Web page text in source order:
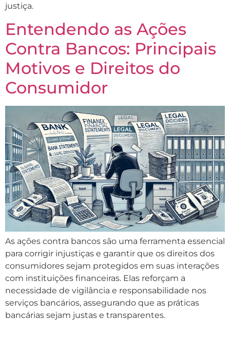
justiça.
Entendendo as Ações
Contra Bancos: Principais
Motivos e Direitos do
Consumidor
As ações contra bancos são uma ferramenta essencial
para corrigir injustiças e garantir que os direitos dos
consumidores sejam protegidos em suas interações
com instituições financeiras. Elas reforçam a
necessidade de vigilância e responsabilidade nos
serviços bancários, assegurando que as práticas
bancárias sejam justas e transparentes.